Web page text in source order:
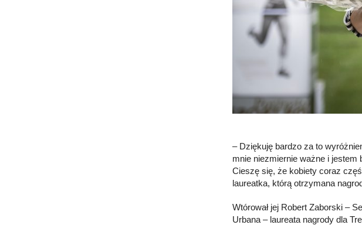
– Dziękuję bardzo za to
mnie niezmiernie ważne i
Cieszę się, że kobiety coraz
laureatka, którą otrzymana
Wtórował jej Robert Zaborski –
Urbana – laureata nagrody dla